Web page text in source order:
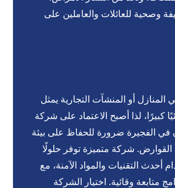
وصحية للعائلات والعاملين على
المنازل أو المنشآت التجارية يمثل
كبيرًا، لذا أصبح الاعتماد على شركة
في الفجيرة ضرورة للحفاظ على بيئة
القوارض. شركة متميزة توفر حلولًا
أحدث التقنيات والمواد الآمنة، مع
متابعة وقائية. اختيار الشركة